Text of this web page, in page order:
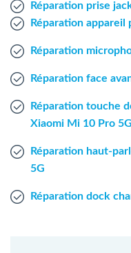
Réparation prise
Réparation
Réparation
Réparation face
Réparation touche
Xiaomi Mi 10 Pro 5G
Réparation haut-
5G
Réparation dock